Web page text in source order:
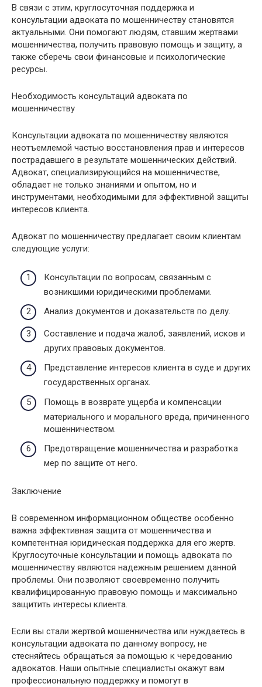
В связи с этим, круглосуточная поддержка и
консультации адвоката по мошенничеству становятся
актуальными. Они помогают людям, ставшим жертвами
мошенничества, получить правовую помощь и защиту, а
также сберечь свои финансовые и психологические
ресурсы.
Необходимость консультаций адвоката по
мошенничеству
Консультации адвоката по мошенничеству являются
неотъемлемой частью восстановления прав и интересов
пострадавшего в результате мошеннических действий.
Адвокат, специализирующийся на мошенничестве,
обладает не только знаниями и опытом, но и
инструментами, необходимыми для эффективной защиты
интересов клиента.
Адвокат по мошенничеству предлагает своим клиентам
следующие услуги:
Консультации по вопросам, связанным с
возникшими юридическими проблемами.
Анализ документов и доказательств по делу.
Составление и подача жалоб, заявлений, исков и
других правовых документов.
Представление интересов клиента в суде и других
государственных органах.
Помощь в возврате ущерба и компенсации
материального и морального вреда, причиненного
мошенничеством.
Предотвращение мошенничества и разработка
мер по защите от него.
Заключение
В современном информационном обществе особенно
важна эффективная защита от мошенничества и
компетентная юридическая поддержка для его жертв.
Круглосуточные консультации и помощь адвоката по
мошенничеству являются надежным решением данной
проблемы. Они позволяют своевременно получить
квалифицированную правовую помощь и максимально
защитить интересы клиента.
Если вы стали жертвой мошенничества или нуждаетесь в
консультации адвоката по данному вопросу, не
стесняйтесь обращаться за помощью к чередованию
адвокатов. Наши опытные специалисты окажут вам
профессиональную поддержку и помогут в